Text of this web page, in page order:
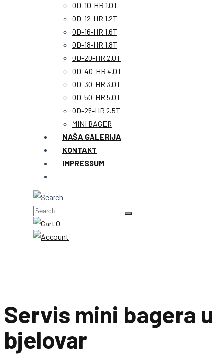
OD-10-HR 1.0T
OD-12-HR 1.2T
OD-16-HR 1.6T
OD-18-HR 1.8T
OD-20-HR 2.0T
OD-40-HR 4.0T
OD-30-HR 3.0T
OD-50-HR 5.0T
OD-25-HR 2.5T
MINI BAGER
NAŠA GALERIJA
KONTAKT
IMPRESSUM
0
Servis mini bagera u
bjelovar